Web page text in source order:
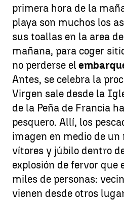
primera hora de la
playa son muchos los
sus toallas en la area
mañana, para coger
no perderse el
Antes, se celebra la
Virgen sale desde la
de la Peña de Francia
pesquero. Allí, los
imagen en medio de un
vítores y júbilo dentro
explosión de fervor que
miles de personas:
vienen desde otros